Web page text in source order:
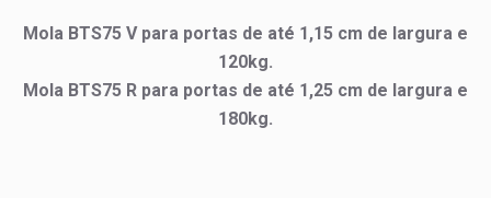
Mola BTS75 V para portas de até 1,15 cm de largura e
120kg.
Mola BTS75 R para portas de até 1,25 cm de largura e
180kg.